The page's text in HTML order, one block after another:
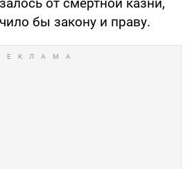
от смертной казни,
бы закону и праву.